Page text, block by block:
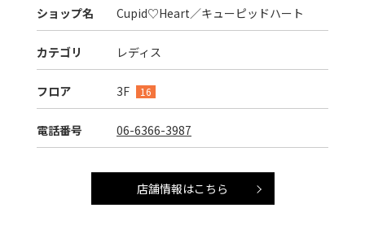
ショップ名 Cupid♡Heart／キューピッドハート
カテゴリ レディス
フロア 3F 16
電話番号 06-6366-3987
店舗情報はこちら